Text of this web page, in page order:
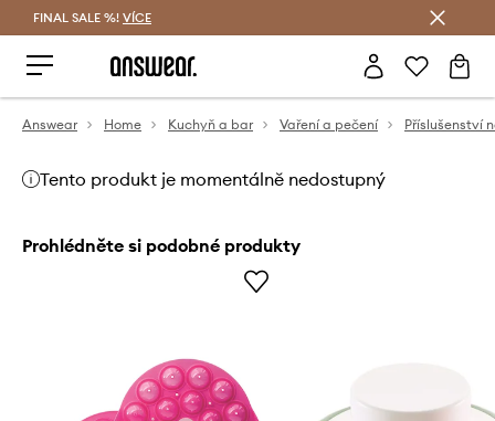
FINAL SALE %! VÍCE
Answear Home Kuchyň a bar Vaření a pečení Příslušenství
Tento produkt je momentálně nedostupný
Prohlédněte si podobné produkty